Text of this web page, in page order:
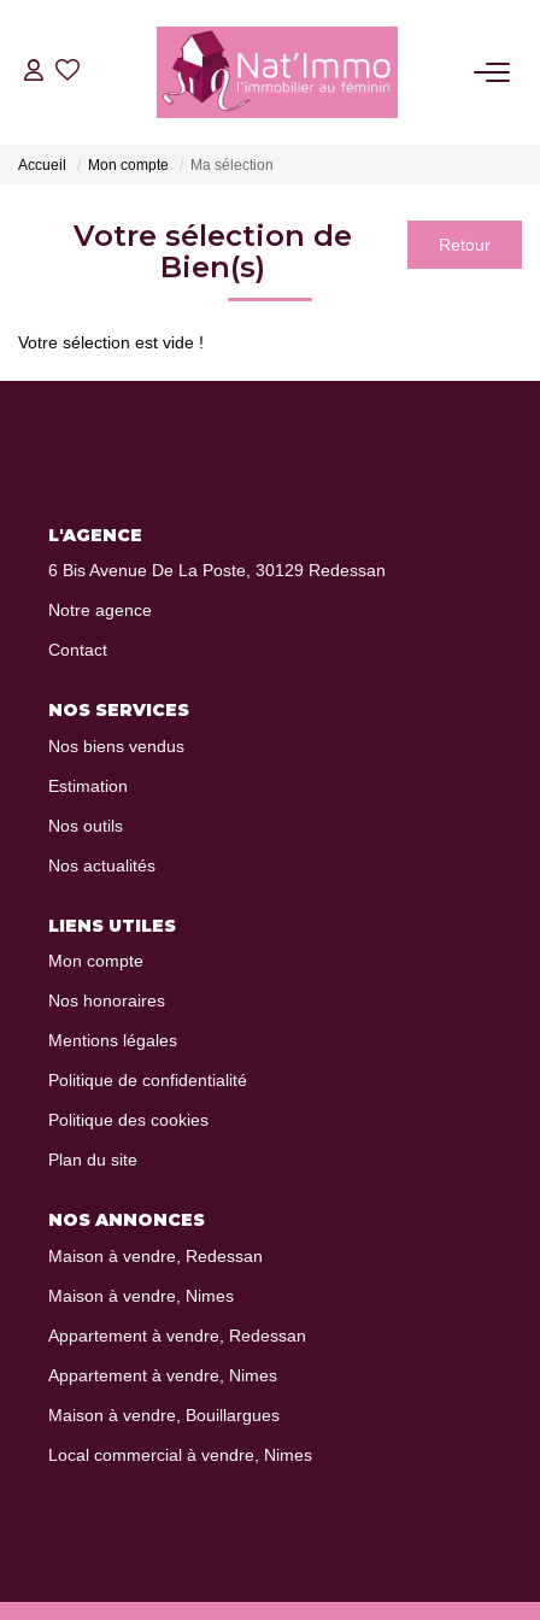
ACHETER
ESTIMER
FAIRE GÉRER
Accueil Mon compte Ma sélection
Votre sélection de
Bien(s)
Votre sélection est vide !
L'AGENCE
6 Bis Avenue De La Poste, 30129 Redessan
Notre agence
Contact
NOS SERVICES
Nos biens vendus
Estimation
Nos outils
Nos actualités
LIENS UTILES
Mon compte
Nos honoraires
Mentions légales
Politique de confidentialité
Politique des cookies
Plan du site
NOS ANNONCES
Maison à vendre, Redessan
Maison à vendre, Nimes
Appartement à vendre, Redessan
Appartement à vendre, Nimes
Maison à vendre, Bouillargues
Local commercial à vendre, Nimes